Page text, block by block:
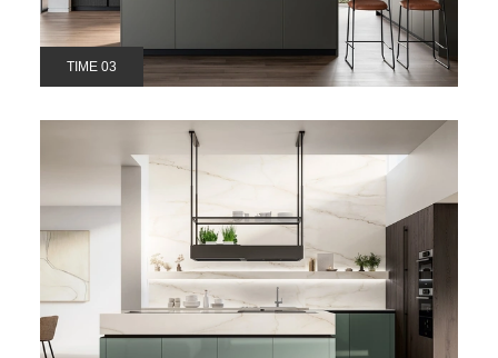
TIME 03